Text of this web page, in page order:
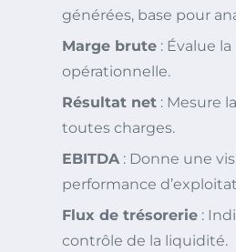
générées, base pour
Marge brute : Évalue
opérationnelle.
Résultat net : Mesure
toutes charges.
EBITDA: Donne une
performance
Flux de trésorerie :
contrôle de la liquidité.